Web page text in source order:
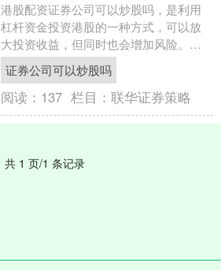
港股配资证券公司可以炒股吗，是利用
杠杆资金投资港股的一种方式，可以放
大投资收益，但同时也会增加风险。对
于有经验的投资者来说证券公司可以炒
股吗，港股配资可以成为一....
证券公司可以炒股吗
阅读： 137 栏目：联华证券策略
共 1 页/1 条记录